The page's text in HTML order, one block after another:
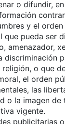
o difundir,
y el
que pueda ser
amenazador,
discriminación
o que
el orden
las
o la imagen de
vigente.
publicitarias